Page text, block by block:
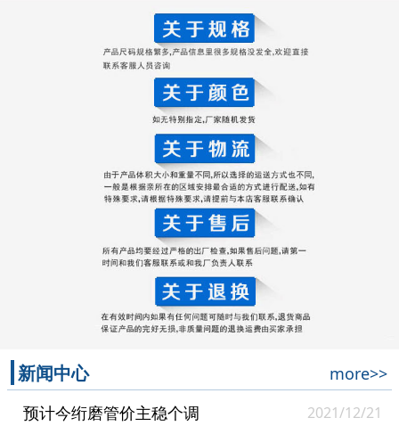
新闻中心
more>>
预计今绗磨管价主稳个调
2021/12/21